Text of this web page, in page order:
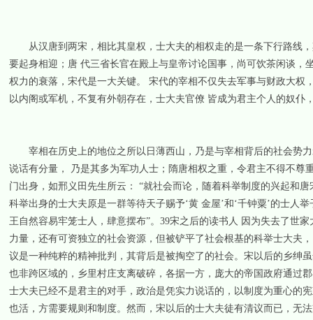
从汉唐到两宋，相比其皇权，士大夫的相权走的是一条下行路线，
要起身相迎；唐 代三省长官在殿上与皇帝讨论国事，尚可饮茶闲谈
权力的衰落，宋代是一大关键。 宋代的宰相不仅失去军事与财政大权
以内阁或军机，不复有外朝存在，士大夫官僚 皆成为君主个人的奴仆
宰相在历史上的地位之所以日薄西山，乃是与宰相背后的社会势力
说话有分量， 乃是其多为军功人士；隋唐相权之重，令君主不得不
门出身，如邢义田先生所云： “就社会而论，随着科举制度的兴起和
科举出身的士大夫原是一群等待天子赐予‘黄 金屋’和‘千钟粟’的士人
王自然容易牢笼士人，肆意摆布”。39宋之后的读书人 因为失去了世
力量，还有可资独立的社会资源，但被铲平了社会根基的科举士大夫
议是一种纯粹的精神批判，其背后是被掏空了的社会。宋以后的乡绅
也非跨区域的，乡里村庄支离破碎，各据一方，庞大的帝国政府通过
士大夫已经不是君主的对手，政治是凭实力说话的，以制度为重心的
也活，方需要规则和制度。然而，宋以后的士大夫徒有清议而已，无